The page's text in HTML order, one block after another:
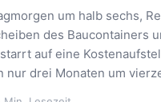
um halb sechs,
des Baucontainers
auf eine
nur drei Monaten um